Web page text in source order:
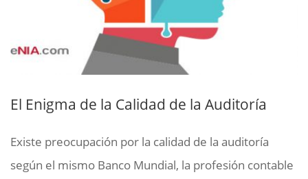
El Enigma de la Calidad de la Auditoría
Existe preocupación por la calidad de la auditoría
según el mismo Banco Mundial, la profesión contable